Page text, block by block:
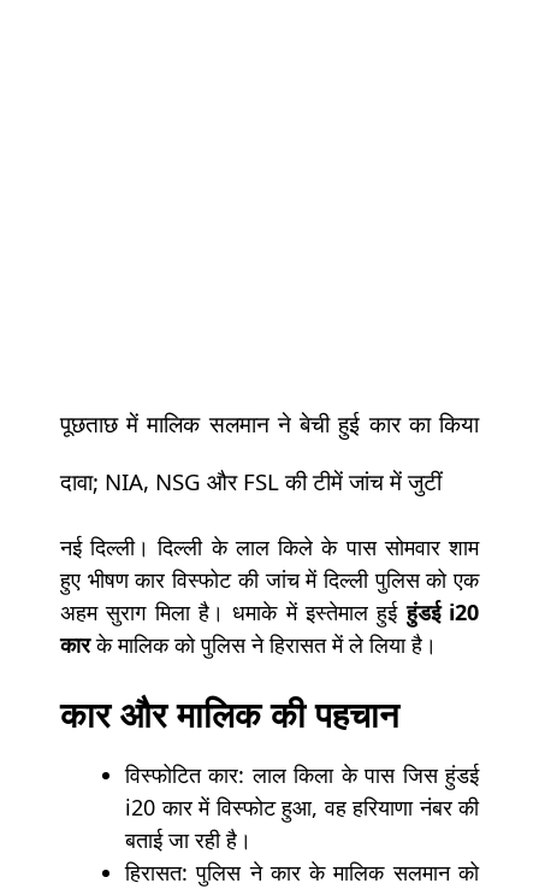
पूछताछ में मालिक सलमान ने बेची हुई कार का किया
दावा; NIA, NSG और FSL की टीमें जांच में जुटीं
नई दिल्ली। दिल्ली के लाल किले के पास सोमवार शाम
हुए भीषण कार विस्फोट की जांच में दिल्ली पुलिस को एक
अहम सुराग मिला है। धमाके में इस्तेमाल हुईहुंडई i20
कारके मालिक को पुलिस ने हिरासत में ले लिया है।
कार और मालिक की पहचान
विस्फोटित कार: लाल किला के पास जिस हुंडई
i20 कार में विस्फोट हुआ, वह हरियाणा नंबर की
बताई जा रही है।
हिरासत: पुलिस ने कार के मालिक सलमान को